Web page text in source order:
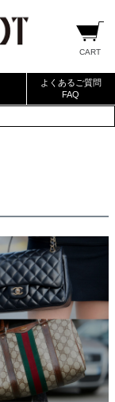
CART
よくあるご質問
FAQ